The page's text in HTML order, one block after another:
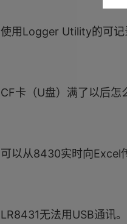
使用Logger Utility的可记
CF卡（U盘）满了以后怎
可以从8430实时向Excel
LR8431无法用USB通讯。